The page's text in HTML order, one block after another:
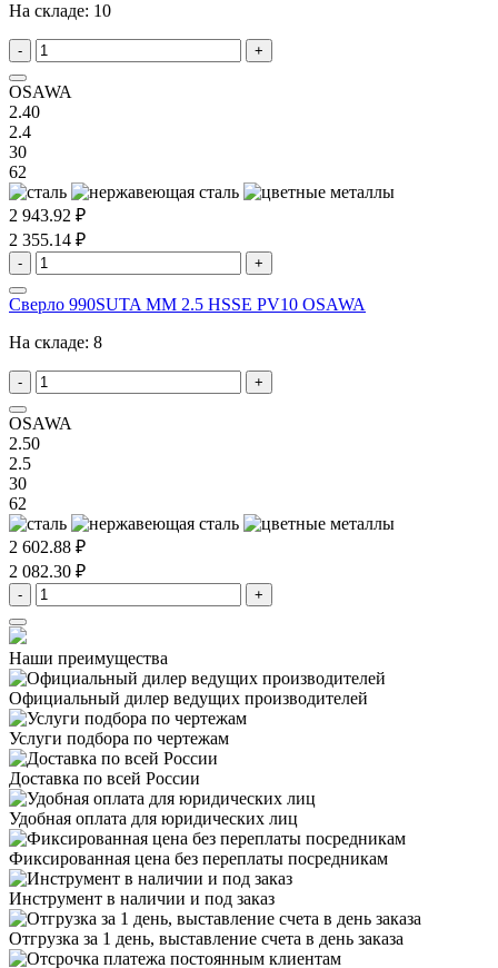
На складе: 10
- +
OSAWA
2.40
2.4
30
62
2 943.92 ₽
2 355.14 ₽
- +
Сверло 990SUTA MM 2.5 HSSE PV10 OSAWA
На складе: 8
- +
OSAWA
2.50
2.5
30
62
2 602.88 ₽
2 082.30 ₽
- +
Наши преимущества
Официальный дилер ведущих производителей
Услуги подбора по чертежам
Доставка по всей России
Удобная оплата для юридических лиц
Фиксированная цена без переплаты посредникам
Инструмент в наличии и под заказ
Отгрузка за 1 день, выставление счета в день заказа